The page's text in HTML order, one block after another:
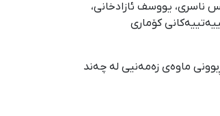
بە ناوەکانی "یوونس ناسری، یووسف ئازادخانی،
کۆماری
ماوەی زەمەنیی لە چەند